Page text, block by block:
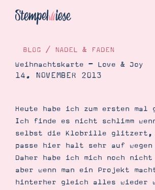
Katalog
Bestellen
Kontakt
BLOG / NADEL & FADEN
Weihnachtskarte – Love & Joy
14. NOVEMBER 2013
Heute habe ich zum ersten
Ich finde es nicht schlimm
selbst die Klobrille glitzert,
passe hier halt sehr auf wegen
Daher habe ich mich noch
aber wenn man ein Projekt
hinterher gleich alles wieder